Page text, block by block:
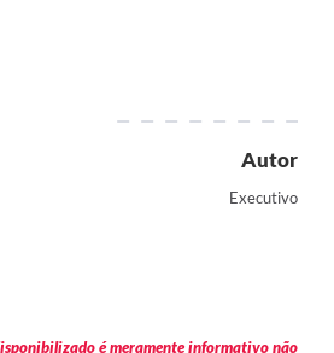
Autor
Executivo
é meramente informativo não